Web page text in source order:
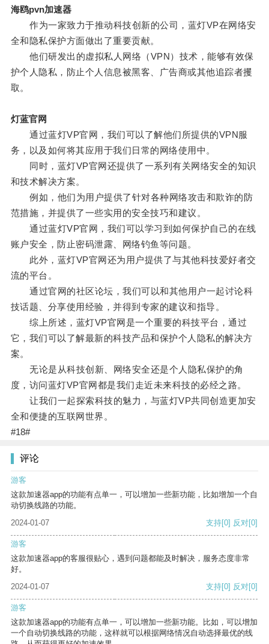
海鸥pvn加速器
作为一家致力于推动科技创新的公司，蓝灯VP在网络安
全和隐私保护方面做出了重要贡献。
他们研发出的虚拟私人网络（VPN）技术，能够有效保
护个人隐私，防止个人信息被黑客、广告商或其他追踪者攫
取。
灯蓝官网
通过蓝灯VP官网，我们可以了解他们所提供的VPN服
务，以及如何将其应用于我们日常的网络使用中。
同时，蓝灯VP官网还提供了一系列有关网络安全的知识
和技术解决方案。
例如，他们为用户提供了针对各种网络攻击和欺诈的防
范措施，并提供了一些实用的安全技巧和建议。
通过蓝灯VP官网，我们可以学习到如何保护自己的在线
账户安全，防止密码泄露、网络钓鱼等问题。
此外，蓝灯VP官网还为用户提供了与其他科技爱好者交
流的平台。
通过官网的社区论坛，我们可以和其他用户一起讨论科
技话题、分享使用经验，并得到专家的建议和指导。
综上所述，蓝灯VP官网是一个重要的科技平台，通过
它，我们可以了解最新的科技产品和保护个人隐私的解决方
案。
无论是从科技创新、网络安全还是个人隐私保护的角
度，访问蓝灯VP官网都是我们走近未来科技的必经之路。
让我们一起探索科技的魅力，与蓝灯VP共同创造更加安
全和便捷的互联网世界。
#18#
评论
游客
这款加速器app的功能有点单一，可以增加一些新功能，比如增加一个自
动切换线路的功能。
2024-01-07
支持[0] 反对[0]
游客
这款加速器app的客服很贴心，遇到问题都能及时解决，服务态度非常
好。
2024-01-07
支持[0] 反对[0]
游客
这款加速器app的功能有点单一，可以增加一些新功能。比如，可以增加
一个自动切换线路的功能，这样就可以根据网络情况自动选择最优的线